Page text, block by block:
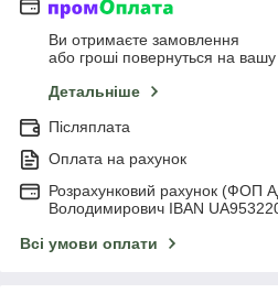
Ви отримаєте замовлення
або гроші повернуться на вашу
Детальніше
Післяплата
Оплата на рахунок
Розрахунковий рахунок (ФОП
Володимирович IBAN
Всі умови оплати